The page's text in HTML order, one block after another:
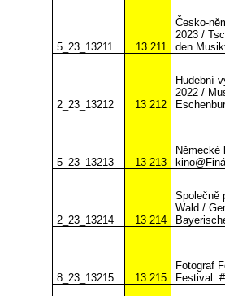
5_23_13211 13 211
Česko-
2023 /
den
2_23_13212 13 212
Hudební
2022 /
5_23_13213 13 213
Německé
2_23_13214 13 214
Společně
Wald /
8_23_13215 13 215
Fotograf
Festival: